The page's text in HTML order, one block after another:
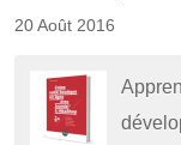
20 Août 2016